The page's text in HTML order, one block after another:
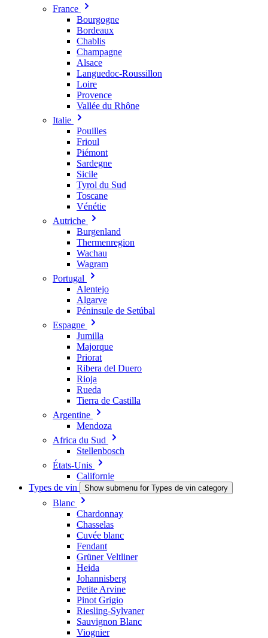
France
Bourgogne
Bordeaux
Chablis
Champagne
Alsace
Languedoc-Roussillon
Loire
Provence
Vallée du Rhône
Italie
Pouilles
Frioul
Piémont
Sardegne
Sicile
Tyrol du Sud
Toscane
Vénétie
Autriche
Burgenland
Thermenregion
Wachau
Wagram
Portugal
Alentejo
Algarve
Péninsule de Setúbal
Espagne
Jumilla
Majorque
Priorat
Ribera del Duero
Rioja
Rueda
Tierra de Castilla
Argentine
Mendoza
Africa du Sud
Stellenbosch
États-Unis
Californie
Types de vin
Show submenu for Types de vin category
Blanc
Chardonnay
Chasselas
Cuvée blanc
Fendant
Grüner Veltliner
Heida
Johannisberg
Petite Arvine
Pinot Grigio
Riesling-Sylvaner
Sauvignon Blanc
Viognier